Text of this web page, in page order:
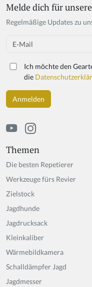
Themen
Die besten Repetierer
Werkzeuge fürs Revier
Zielstock
Jagdhunde
Jagdrucksack
Kleinkaliber
Wärmebildkamera
Schalldämpfer Jagd
Jagdmesser
Melde dich für
Regelmäßige Updates zu
Email
Ich möchte den
die